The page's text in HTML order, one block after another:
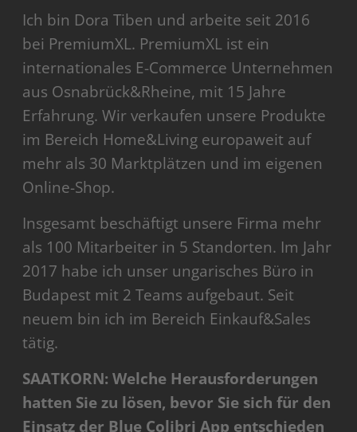
Ich bin Dora Tiben und arbeite seit 2016
bei PremiumXL. PremiumXL ist ein
internationales E-Commerce Unternehmen
aus Osnabrück&Rheine, mit 15 Jahre
Erfahrung. Wir verkaufen unsere Produkte
im Bereich Home&Living europaweit auf
mehr als 30 Marktplätzen und im eigenen
Online-Shop.
Insgesamt beschäftigt unsere Firma mehr
als 100 Mitarbeiter in 5 Standorten. Im Jahr
2017 habe ich unser ungarisches Büro in
Budapest mit 2 Teams aufgebaut. Seit
neuem bin ich im Bereich Einkauf&Sales
tätig.
SAATKORN: Welche Herausforderungen
hatten Sie zu lösen, bevor Sie sich für den
Einsatz der Blue Colibri App entschieden